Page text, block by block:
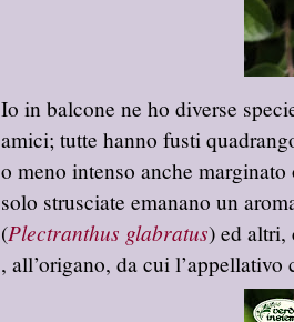
Io in balcone ne ho diverse
amici; tutte hanno fusti
o meno intenso anche
solo strusciate emanano un
(Plectranthus glabratus) ed altri,
, all’origano, da cui